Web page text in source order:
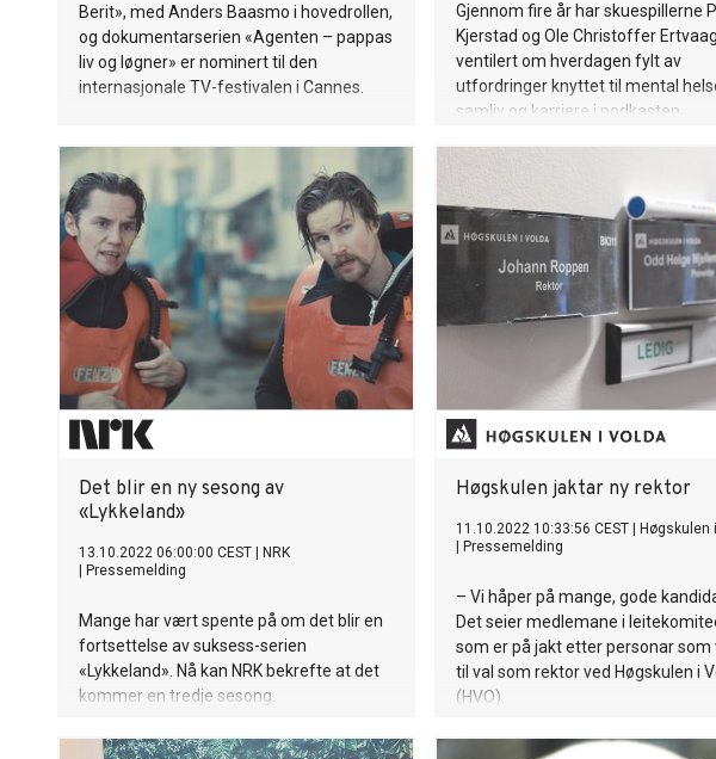
Berit», med Anders Baasmo i hovedrollen,
og dokumentarserien «Agenten – pappas
liv og løgner» er nominert til den
internasjonale TV-festivalen i Cannes.
Gjennom fire år har skuespillerne
Kjerstad og Ole Christoffer Ertvaag
ventilert om hverdagen fylt av
utfordringer knyttet til mental
samliv og karriere i podkasten
Det blir en ny sesong av
«Lykkeland»
13.10.2022 06:00:00 CEST
NRK
Pressemelding
Mange har vært spente på om det blir en
fortsettelse av suksess-serien
«Lykkeland». Nå kan NRK bekrefte at det
kommer en tredje sesong.
Høgskulen jaktar ny rektor
11.10.2022 10:33:56 CEST
Høgskulen
Pressemelding
– Vi håper på mange, gode
Det seier medlemane i
som er på jakt etter personar som
til val som rektor ved Høgskulen i
(HVO).